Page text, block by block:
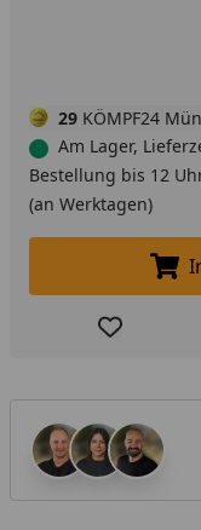
29 KÖMPF24
Am Lager,
Bestellung bis 12
(an Werktagen)
Produkt